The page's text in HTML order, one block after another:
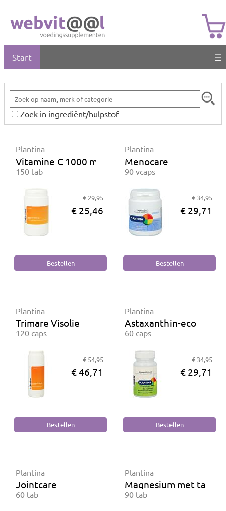
Start ☰
Zoek in ingrediënt/hulpstof
Plantina
Vitamine C 1000 mg
150 tab
€ 29,95
€ 25,46
Plantina
Menocare
90 vcaps
€ 34,95
€ 29,71
Plantina
Trimare Visolie
120 caps
€ 54,95
€ 46,71
Plantina
Astaxanthin-eco
60 caps
€ 34,95
€ 29,71
Plantina
Jointcare
60 tab
Plantina
Magnesium met
90 tab